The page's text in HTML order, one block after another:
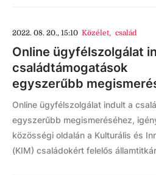
2022. 08. 20., 15:10 Közélet, család
Online ügyfélszolgálat
családtámogatások
egyszerűbb
Online ügyfélszolgálat indult a
egyszerűbb megismeréséhez,
közösségi oldalán a Kulturális és
(KIM) családokért felelős